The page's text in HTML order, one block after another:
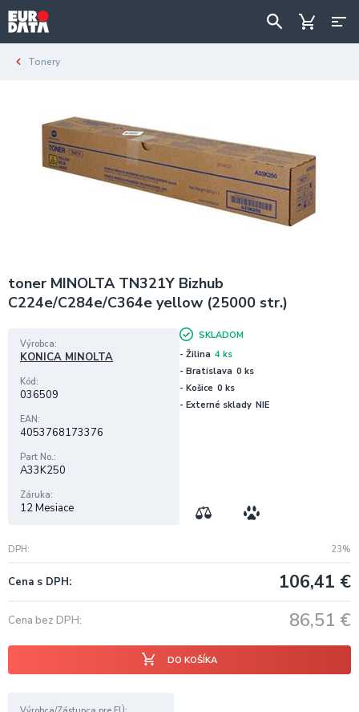
Tonery
toner MINOLTA TN321Y Bizhub
C224e/C284e/C364e yellow (25000 str.)
DPH 23%
Cena s DPH 106,41 €
Cena bez DPH 86,51 €
DO KOŠÍKA
Výrobca
KONICA MINOLTA
Kód
036509
EAN
4053768173376
Part No.
A33K250
Záruka
12 Mesiace
SKLADOM
- Žilina 4 ks
- Bratislava 0 ks
- Košice 0 ks
- Externé sklady NIE